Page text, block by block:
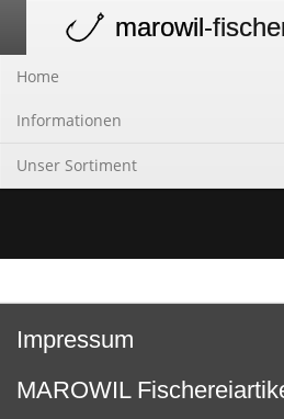
navigation
marowil-
Home
Informationen
Unser Sortiment
Impressum
MAROWIL